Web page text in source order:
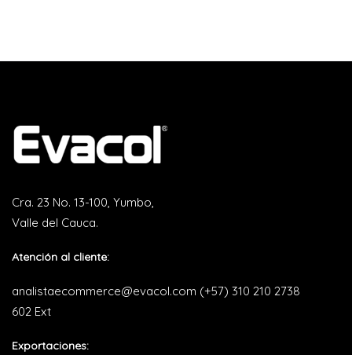
Cra. 23 No. 13-100, Yumbo,
Valle del Cauca.
Atención al cliente:
analistaecommerce@evacol.com (+57) 310 210 2738
602 Ext
Exportaciones: